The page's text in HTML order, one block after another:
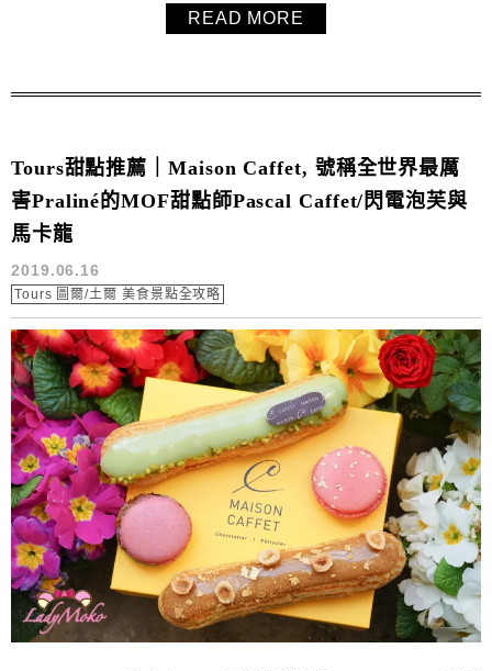
READ MORE
Tours甜點推薦｜Maison Caffet, 號稱全世界最厲
害Praliné的MOF甜點師Pascal Caffet/閃電泡芙與
馬卡龍
2019.06.16
Tours 圖爾/土爾 美食景點全攻略